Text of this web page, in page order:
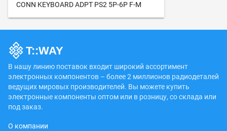
CONN KEYBOARD ADPT PS2 5P-6P F-M
В нашу линию поставок входит широкий ассортимент
электронных компонентов – более 2 миллионов радиодеталей
ведущих мировых производителей. Вы можете купить
электронные компоненты оптом или в розницу, со склада или
под заказ.
О компании